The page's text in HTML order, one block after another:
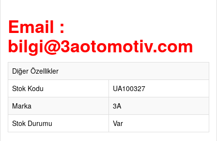
Email :
bilgi@3aotomotiv.com
Diğer Özellikler
Stok Kodu
UA100327
Marka
3A
Stok Durumu
Var